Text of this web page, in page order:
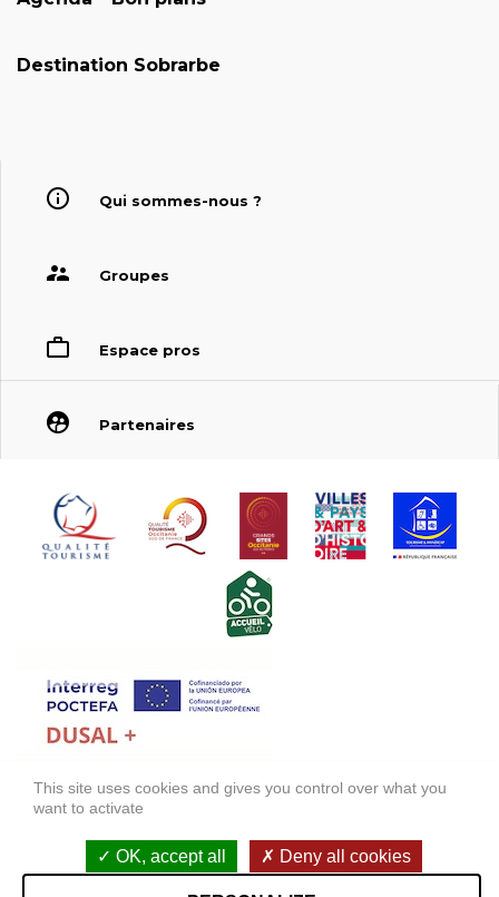
Destination Sobrarbe
Qui sommes-nous ?
Groupes
Espace pros
Partenaires
FONDS EUROPÉEN DE DÉVELOPPEMENT RÉGIONAL (FEDER)
Mentions légales
Accessibilité : non conforme
This site uses cookies and gives you control over what you
want to activate
OK, accept all Deny all cookies